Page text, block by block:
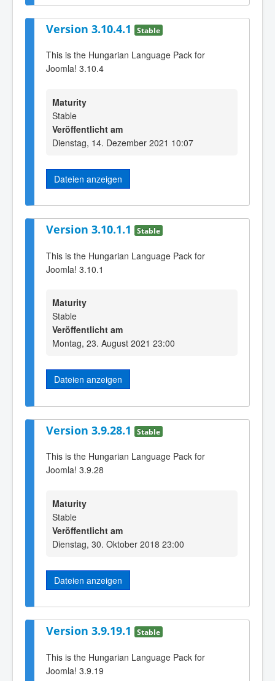
Version 3.10.4.1 Stable
This is the Hungarian Language Pack for
Joomla! 3.10.4
Maturity
Stable
Veröffentlicht am
Dienstag, 14. Dezember 2021 10:07
Dateien anzeigen
Version 3.10.1.1 Stable
This is the Hungarian Language Pack for
Joomla! 3.10.1
Maturity
Stable
Veröffentlicht am
Montag, 23. August 2021 23:00
Dateien anzeigen
Version 3.9.28.1 Stable
This is the Hungarian Language Pack for
Joomla! 3.9.28
Maturity
Stable
Veröffentlicht am
Dienstag, 30. Oktober 2018 23:00
Dateien anzeigen
Version 3.9.19.1 Stable
This is the Hungarian Language Pack for
Joomla! 3.9.19